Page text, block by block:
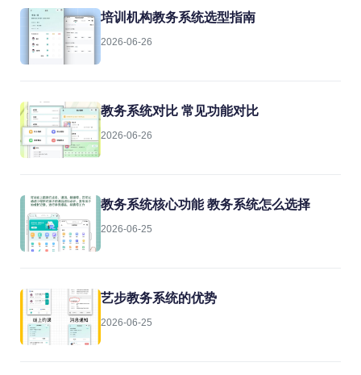
培训机构教务系统选型指南
2026-06-26
教务系统对比 常见功能对比
2026-06-26
教务系统核心功能 教务系统怎么选择
2026-06-25
艺步教务系统的优势
2026-06-25